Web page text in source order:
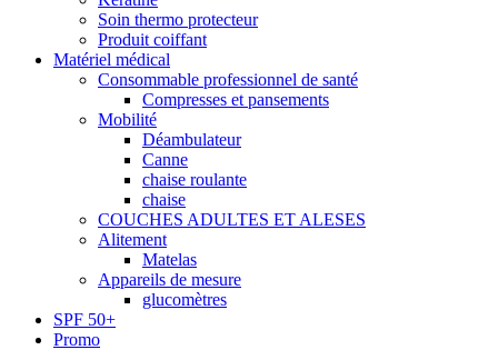
Soin thermo protecteur
Produit coiffant
Matériel médical
Consommable professionnel de santé
Compresses et pansements
Mobilité
Déambulateur
Canne
chaise roulante
chaise
COUCHES ADULTES ET ALESES
Alitement
Matelas
Appareils de mesure
glucomètres
SPF 50+
Promo